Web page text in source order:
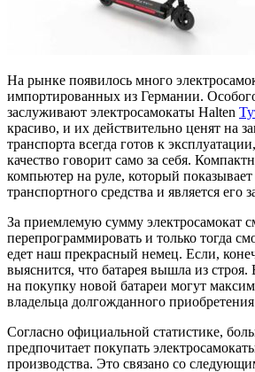
На рынке появилось много
импортированных из Германии.
заслуживают электросамокаты Halten
красиво, и их действительно ценят на
транспорта всегда готов к
качество говорит само за себя.
компьютер на руле, который
транспортного средства и является его
За приемлемую сумму электросамокат
перепрограммировать и только тогда
едет наш прекрасный немец. Если,
выяснится, что батарея вышла из строя.
на покупку новой батареи могут
владельца долгожданного
Согласно официальной статистике,
предпочитает покупать
производства. Это связано со